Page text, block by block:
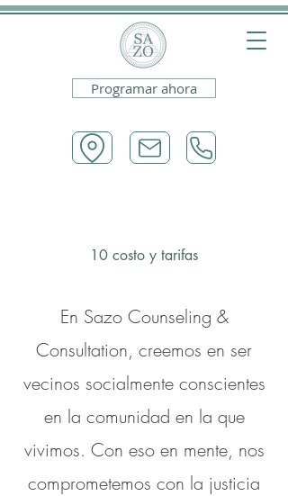
Programar ahora
10 costo y tarifas
En Sazo Counseling &
Consultation, creemos en ser
vecinos socialmente conscientes
en la comunidad en la que
vivimos. Con eso en mente, nos
comprometemos con la justicia